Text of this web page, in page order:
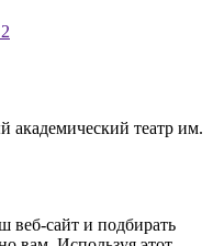
академический театр им.
веб-сайт и подбирать